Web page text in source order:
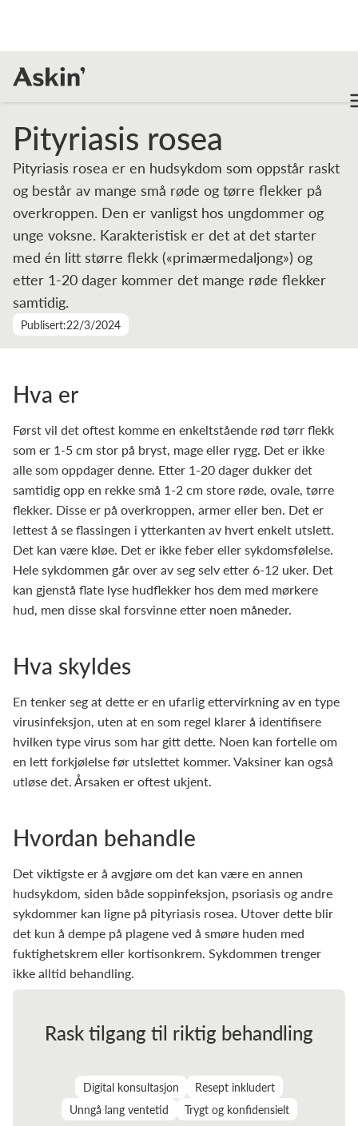
Leksikon
Pityriasis rosea
Pityriasis rosea er en hudsykdom som oppstår raskt
og består av mange små røde og tørre flekker på
overkroppen. Den er vanligst hos ungdommer og
unge voksne. Karakteristisk er det at det starter
med én litt større flekk («primærmedaljong») og
etter 1-20 dager kommer det mange røde flekker
samtidig.
Publisert:22/3/2024
Hva er
Først vil det oftest komme en enkeltstående rød tørr flekk
som er 1-5 cm stor på bryst, mage eller rygg. Det er ikke
alle som oppdager denne. Etter 1-20 dager dukker det
samtidig opp en rekke små 1-2 cm store røde, ovale, tørre
flekker. Disse er på overkroppen, armer eller ben. Det er
lettest å se flassingen i ytterkanten av hvert enkelt utslett.
Det kan være kløe. Det er ikke feber eller sykdomsfølelse.
Hele sykdommen går over av seg selv etter 6-12 uker. Det
kan gjenstå flate lyse hudflekker hos dem med mørkere
hud, men disse skal forsvinne etter noen måneder.
Hva skyldes
En tenker seg at dette er en ufarlig ettervirkning av en type
virusinfeksjon, uten at en som regel klarer å identifisere
hvilken type virus som har gitt dette. Noen kan fortelle om
en lett forkjølelse før utslettet kommer. Vaksiner kan også
utløse det. Årsaken er oftest ukjent.
Hvordan behandle
Det viktigste er å avgjøre om det kan være en annen
hudsykdom, siden både soppinfeksjon, psoriasis og andre
sykdommer kan ligne på pityriasis rosea. Utover dette blir
det kun å dempe på plagene ved å smøre huden med
fuktighetskrem eller kortisonkrem. Sykdommen trenger
ikke alltid behandling.
Rask tilgang til riktig behandling
Digital konsultasjon
Resept inkludert
Unngå lang ventetid
Trygt og konfidensielt